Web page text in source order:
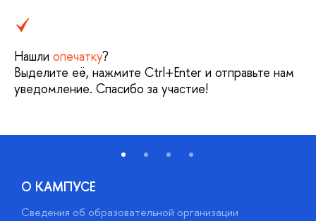
Нашли опечатку?
Выделите её, нажмите Ctrl+Enter и отправьте нам
уведомление. Спасибо за участие!
О КАМПУСЕ
Сведения об образовательной организации